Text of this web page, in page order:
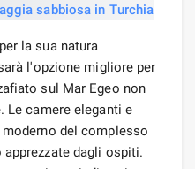
la sua natura
l'opzione migliore per
sul Mar Egeo non
Le camere eleganti e
del complesso
dagli ospiti.